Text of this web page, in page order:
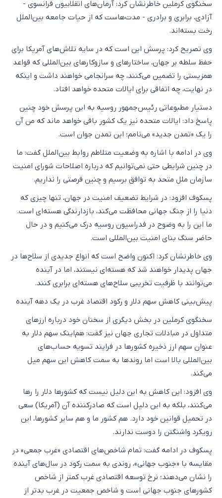
سخنگوی کرملین خاطرنشان کرد: آرمان‌های انقلابیون فرانسوی -
آزادی، برابری و برادری - مدت‌هاست که از حیات جامعه بین‌الملل
رخت بسته‌اند.
وی تصریح کرد: پرسش این است که در سایه تلاش‌های آمریکا برای
حفظ سلطه بر جهان، ساختارهای و سازوکارهای بین‌المللی که قواعد
همزیستی را تضمین می‌کنند، چه سرانجامی خواهند داشت و اینکه
در نهایت، چه اتفاقی برای ایالات متحده خواهد افتاد.
دستیار مطبوعاتی رئیس‌جمهور روسیه به این پرسش خود چنین
پاسخ داد: ایالات متحده نیز یک کشور باقی خواهد ماند که من آن
را یک «تمدن جدید» می‌نامم؛ این تمدن جوان است.
وی در ادامه با اشاره به وضعیت متلاطم روابط بین‌الملل گفت: ما
در چنین شرایطی حتی نمی‌توانیم که درباره اصلاحات شورای امنیت
سازمان ملل متحد به توافق برسیم و چنین فرصتی را نداریم.
پسکوف افزود: در شرایط تضعیف امنیت در جهان، تنها چیزی که
دنیا را از جنگ جهانی محافظت می‌کند، بازدارندگی هسته‌ای است.
ما این را به وضوح در فدراسیون روسیه درک می‌کنیم و در حال
حاضر سنگ بنای امنیت بین‌المللی است.
وی خاطرنشان کرد:‌ اکنون واضح است که انواع جدیدی از سلاح‌ها در
جهان پدیدار خواهند شد که هسته‌ای نیستند، اما در آینده
می‌توانند با ظرفیت تخریبی سلاح‌های هسته‌ای برابری کنند.
پیش‌بینی کاهش سهم دلار و رکود اقتصاد غرب در یک دهه آینده
سخنگوی کرملین در بخش دیگری از سخنان خود درباره ارزهای
متداول در مبادلات تجاری جهان نیز گفت:‌ هم‌اینک سهم دلار به
عنوان سهم ارز ذخیره کشورها در فرایند تسویه‌ حساب‌های
بین‌المللی بالا است اما روندها به سمت کاهش این سهم میل
می‌کند.
وی افزود:‌ این کاهش به این دلیل نیست که کشورها دلار را رها
می‌کنند، بلکه به این دلیل است که صادرکننده آن (آمریکا) سعی
در تحمیل قوانین خود دارد. هم کشور ما و هم سایر کشورها، این
رویکرد واشنگتن را دوست ندارند.
پسکوف در ادامه گفت: تمام شاخص‌های اقتصادی «غرب جمعی» در
مقایسه با «جنوب جهانی»، روندی به سمت رکود در سال‌های آینده
را نشان می‌دهند؛ نرخ توسعه اقتصادی غرب کمتر از شاخص
کشورهای جنوب جهانی است و شاخص جمعیت در غرب بدتر از